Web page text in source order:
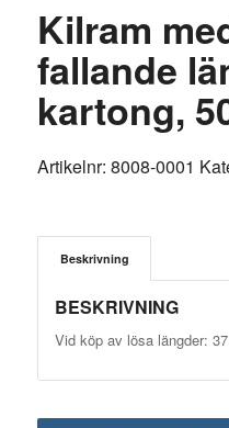
Kilram
fallande
kartong,
Artikelnr: 8008-0001
Beskrivning
BESKRIVNING
Vid köp av lösa längder: